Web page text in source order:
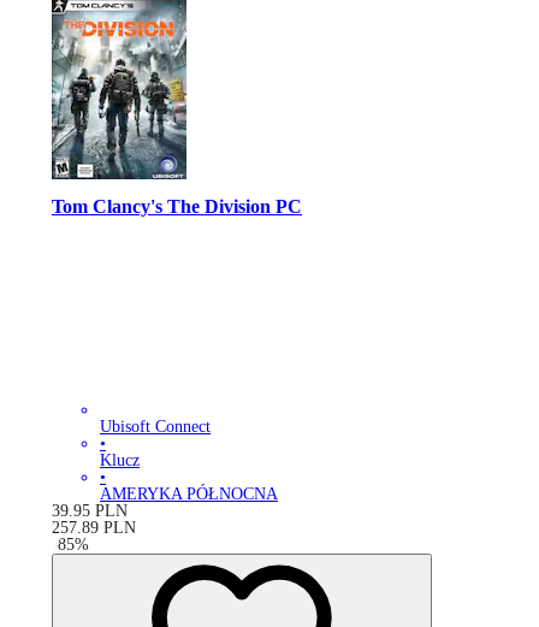
Tom Clancy's The Division PC
Ubisoft Connect
•
Klucz
•
AMERYKA PÓŁNOCNA
39.95 PLN
257.89 PLN
-85%